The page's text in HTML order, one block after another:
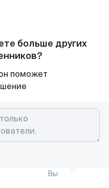
больше других
поможет
Вы